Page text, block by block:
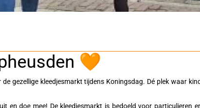
🧡
gezellige kleedjesmarkt tijdens Koningsdag. Dé plek waar
en doe mee! De kleedjesmarkt is bedoeld voor particulieren